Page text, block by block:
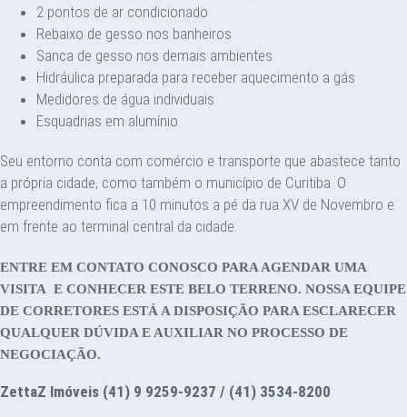
2 pontos de ar condicionado
Rebaixo de gesso nos banheiros
Sanca de gesso nos demais ambientes
Hidráulica preparada para receber aquecimento a gás
Medidores de água individuais
Esquadrias em alumínio
Seu entorno conta com comércio e transporte que abastece tanto
a própria cidade, como também o município de Curitiba. O
empreendimento fica a 10 minutos a pé da rua XV de Novembro e
em frente ao terminal central da cidade.
ENTRE EM CONTATO CONOSCO PARA AGENDAR UMA
VISITA E CONHECER ESTE BELO TERRENO. NOSSA EQUIPE
DE CORRETORES ESTÁ A DISPOSIÇÃO PARA ESCLARECER
QUALQUER DÚVIDA E AUXILIAR NO PROCESSO DE
NEGOCIAÇÃO.
ZettaZ Imóveis (41) 9 9259-9237 / (41) 3534-8200